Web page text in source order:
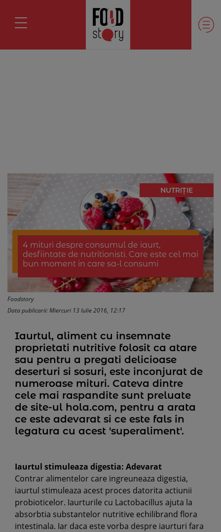
NUTRIȚIE
4 mituri despre consumul de iaurt,
desfiintate de nutritionisti. Care este cel mai
bun moment in care sa-l consumi
Foodstory
Data publicarii: Miercuri 13 Iulie 2016, 12:17
Iaurtul, aliment cu insemnate
proprietati nutritive folosit ca atare
sau pentru a pregati delicioase
deserturi si sosuri, este inconjurat de
numeroase mituri. Cateva dintre
cele mai raspandite sunt preluate
de site-ul hola.com, pentru a arata
ce este adevarat si ce este fals in
legatura cu acest 'superaliment'.
Iaurtul stimuleaza digestia: Adevarat
Contrar alimentelor care ingreuneaza digestia,
iaurtul stimuleaza acest proces datorita actiunii
probioticelor. Iaurturile cu Lactobacillus ajuta la
absorbtia substantelor nutritive echilibrand flora
intestinala. Iar daca este vorba despre iaurturi fara